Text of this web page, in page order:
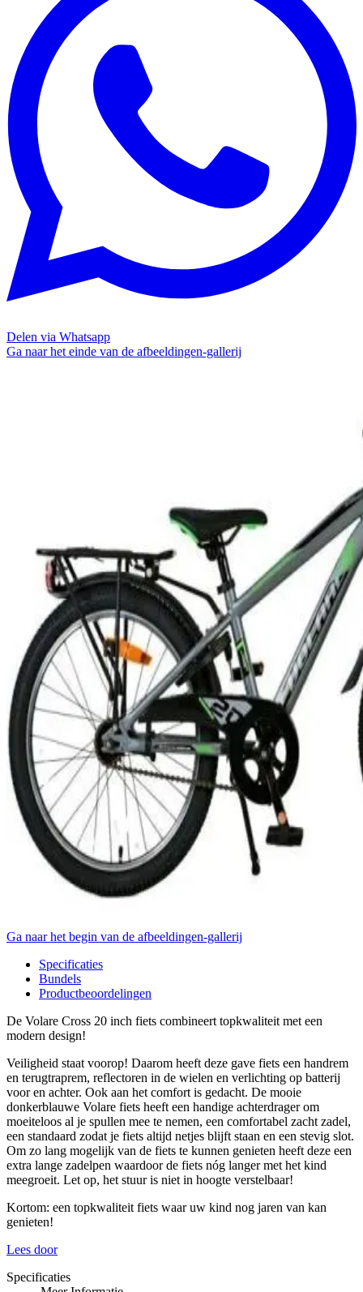
Delen via Whatsapp
Ga naar het einde van de afbeeldingen-gallerij
Ga naar het begin van de afbeeldingen-gallerij
Specificaties
Bundels
Productbeoordelingen
De Volare Cross 20 inch fiets combineert topkwaliteit met een
modern design!
Veiligheid staat voorop! Daarom heeft deze gave fiets een handrem
en terugtraprem, reflectoren in de wielen en verlichting op batterij
voor en achter. Ook aan het comfort is gedacht. De mooie
donkerblauwe Volare fiets heeft een handige achterdrager om
moeiteloos al je spullen mee te nemen, een comfortabel zacht zadel,
een standaard zodat je fiets altijd netjes blijft staan en een stevig slot.
Om zo lang mogelijk van de fiets te kunnen genieten heeft deze een
extra lange zadelpen waardoor de fiets nóg langer met het kind
meegroeit. Let op, het stuur is niet in hoogte verstelbaar!
Kortom: een topkwaliteit fiets waar uw kind nog jaren van kan
genieten!
Lees door
Specificaties